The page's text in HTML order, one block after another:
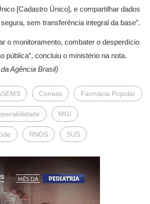
[Cadastro Único], e compartilhar dados
sem transferência integral da base”.
o monitoramento, combater o desperdício
pública”, concluiu o ministério na nota.
Agência Brasil)
Conass Farmácia Popular
MGI
RNDS SUS